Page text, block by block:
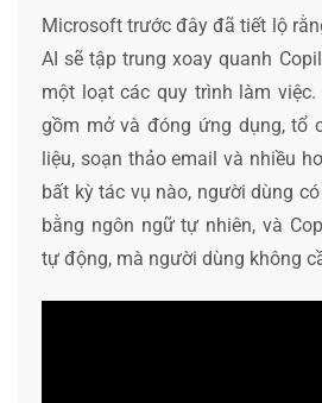
Microsoft trước đây đã tiết lộ
AI sẽ tập trung xoay quanh
một loạt các quy trình làm
gồm mở và đóng ứng dụng, tổ
liệu, soạn thảo email và nhiều
bất kỳ tác vụ nào, người dùng
bằng ngôn ngữ tự nhiên, và
tự động, mà người dùng không